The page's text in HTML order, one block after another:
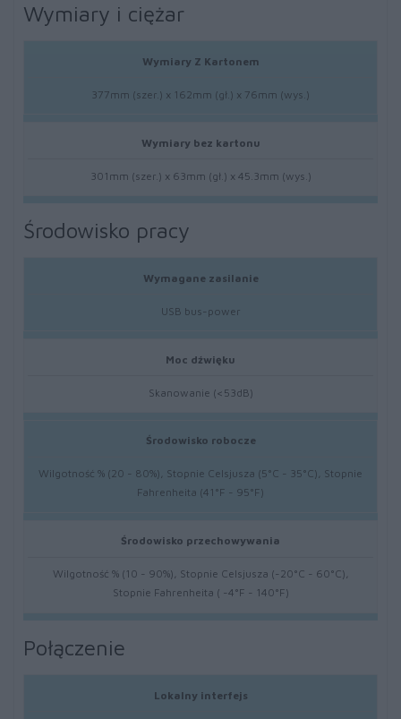
Wymiary i ciężar
Wymiary Z Kartonem
377mm (szer.) x 162mm (gł.) x 76mm (wys.)
Wymiary bez kartonu
301mm (szer.) x 63mm (gł.) x 45.3mm (wys.)
Środowisko pracy
Wymagane zasilanie
USB bus-power
Moc dźwięku
Skanowanie (<53dB)
Środowisko robocze
Wilgotność % (20 - 80%), Stopnie Celsjusza (5°C - 35°C), Stopnie
Fahrenheita (41°F - 95°F)
Środowisko przechowywania
Wilgotność % (10 - 90%), Stopnie Celsjusza (-20°C - 60°C),
Stopnie Fahrenheita ( -4°F - 140°F)
Połączenie
Lokalny interfejs